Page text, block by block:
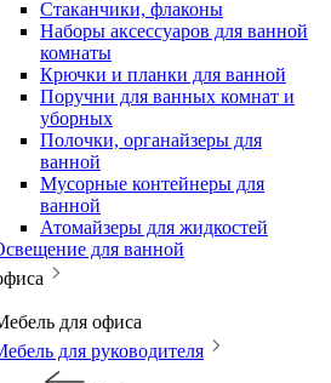
Стаканчики, флаконы
Наборы аксессуаров для ванной
комнаты
Крючки и планки для ванной
Поручни для ванных комнат и
уборных
Полочки, органайзеры для
ванной
Мусорные контейнеры для
ванной
Атомайзеры для жидкостей
для ванной
для офиса
для руководителя